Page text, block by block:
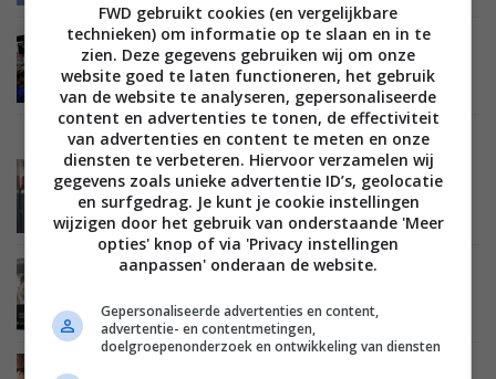
ESPN gaat WK voetbal in 3D uitzenden
BEELD 05 JANUARI 2010
Video: LG’s OLED TV gespot in winkel Korea
BEELD AUDIO 05 JANUARI 2010
HD
FWD gebruikt cookies (en vergelijkbare
technieken) om informatie op te slaan en in te
zien. Deze gegevens gebruiken wij om onze
website goed te laten functioneren, het gebruik
van de website te analyseren, gepersonaliseerde
content en advertenties te tonen, de effectiviteit
van advertenties en content te meten en onze
diensten te verbeteren. Hiervoor verzamelen wij
gegevens zoals unieke advertentie ID’s, geolocatie
en surfgedrag. Je kunt je cookie instellingen
wijzigen door het gebruik van onderstaande 'Meer
opties' knop of via 'Privacy instellingen
aanpassen' onderaan de website.
Gepersonaliseerde advertenties en content,
advertentie- en contentmetingen,
doelgroepenonderzoek en ontwikkeling van diensten